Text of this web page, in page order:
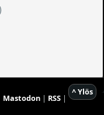
^ Ylös
Mastodon| RSS|